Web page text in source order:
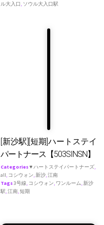
ル大入口, ソウル大入口駅
[新沙駅][短期]ハートステイ
パートナース【503SINSN】
Categories♥ ハートステイパートナーズ,
all, コシウォン,新沙,江南
Tags3号線, コシウォン, ワンルーム,新沙
駅,江南,短期